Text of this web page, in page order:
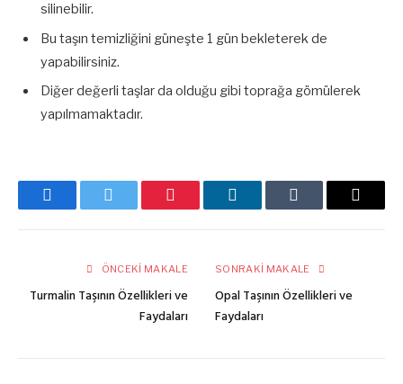
silinebilir.
Bu taşın temizliğini güneşte 1 gün bekleterek de
yapabilirsiniz.
Diğer değerli taşlar da olduğu gibi toprağa gömülerek
yapılmamaktadır.
FacebookTwitter Pinterest LinkedInTumblr
E-
ÖNCEKI MAKALE
Turmalin Taşının Özellikleri ve
Faydaları
SONRAKI MAKALE
Opal Taşının Özellikleri ve
Faydaları